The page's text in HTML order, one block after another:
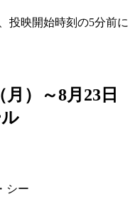
投映開始時刻の5分前に
）～8月23日
シー